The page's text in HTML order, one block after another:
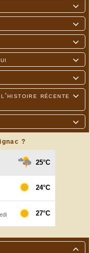






l'histoire récente

?
